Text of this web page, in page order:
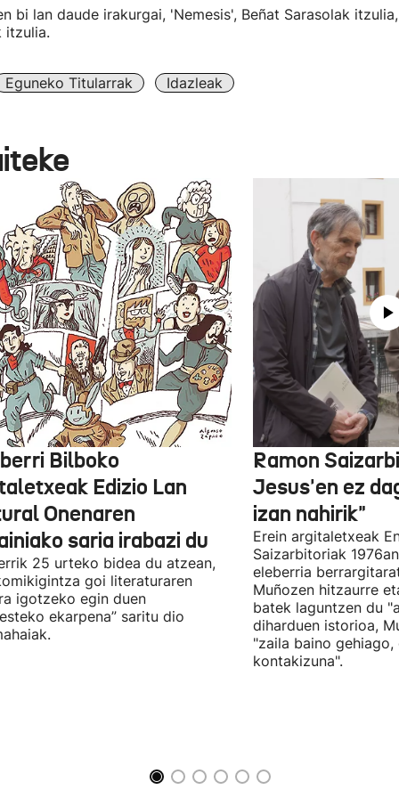
bi lan daude irakurgai, 'Nemesis', Beñat Sarasolak
itzulia.
Eguneko Titularrak Idazleak
Bilboko
Edizio Lan
Onenaren
saria irabazi du
25 urteko bidea du atzean,
goi literaturaren
igotzeko egin duen
ekarpena” saritu dio
Ramon
Jesus'en ez
izan nahirik"
Erein argitaletxeak
Saizarbitoriak
eleberria
Muñozen hitzaurre
batek laguntzen du
diharduen istorioa,
"zaila baino
kontakizuna".